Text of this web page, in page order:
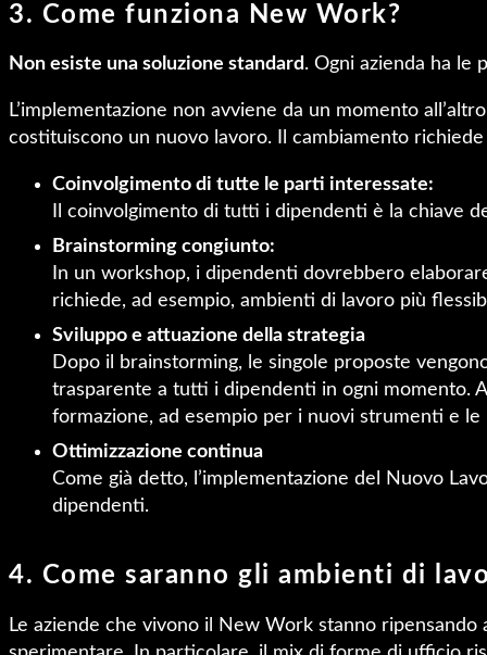
3. Come funziona New Work?
Non esiste una soluzione standard. Ogni azienda ha le
L’implementazione non avviene da un momento
costituiscono un nuovo lavoro. Il cambiamento
Coinvolgimento di tutte le parti interessate:
Il coinvolgimento di tutti i dipendenti è la chiave
Brainstorming congiunto:
In un workshop, i dipendenti dovrebbero
richiede, ad esempio, ambienti di lavoro più
Sviluppo e attuazione della strategia
Dopo il brainstorming, le singole proposte
trasparente a tutti i dipendenti in ogni momento.
formazione, ad esempio per i nuovi strumenti e le
Ottimizzazione continua
Come già detto, l’implementazione del Nuovo
dipendenti.
4. Come saranno gli ambienti di
Le aziende che vivono il New Work stanno